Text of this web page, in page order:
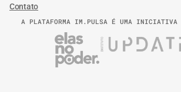
Contato
A PLATAFORMA IM.PULSA É UMA INICIATIVA